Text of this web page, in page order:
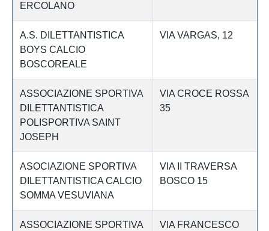
ERCOLANO
A.S. DILETTANTISTICA
BOYS CALCIO
BOSCOREALE
VIA VARGAS, 12
ASSOCIAZIONE SPORTIVA
DILETTANTISTICA
POLISPORTIVA SAINT
JOSEPH
VIA CROCE ROSSA
35
ASOCIAZIONE SPORTIVA
DILETTANTISTICA CALCIO
SOMMA VESUVIANA
VIA II TRAVERSA
BOSCO 15
ASSOCIAZIONE SPORTIVA
VIA FRANCESCO